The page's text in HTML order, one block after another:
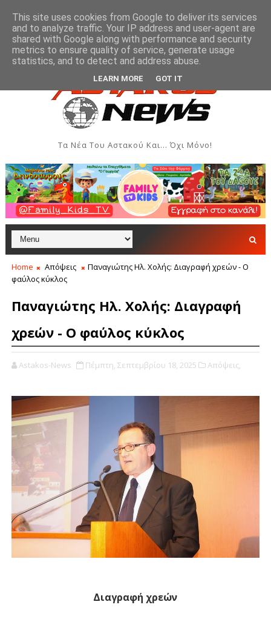
2026 ΑΣΤΑΚΌΣ Όρθρος και Θεία Λειτουργία στην Ιερά
Τα Νέα Του Αστακού Και... Όχι Μόνο!
Home Απόψεις
Παναγιώτης Ηλ. Χολής: Διαγραφή χρεών - Ο
φαύλος κύκλος
Παναγιώτης Ηλ. Χολής: Διαγραφή
χρεών - Ο φαύλος κύκλος
Astakos-News Πέμπτη, Σεπτεμβρίου 18, 2025 Απόψεις,
Διαγραφή χρεών
This site uses cookies from Google to deliver its services
and to analyze traffic. Your IP address and user-agent are
shared with Google along with performance and security
metrics to ensure quality of service, generate usage
statistics, and to detect and address abuse.
LEARN MORE GOT IT